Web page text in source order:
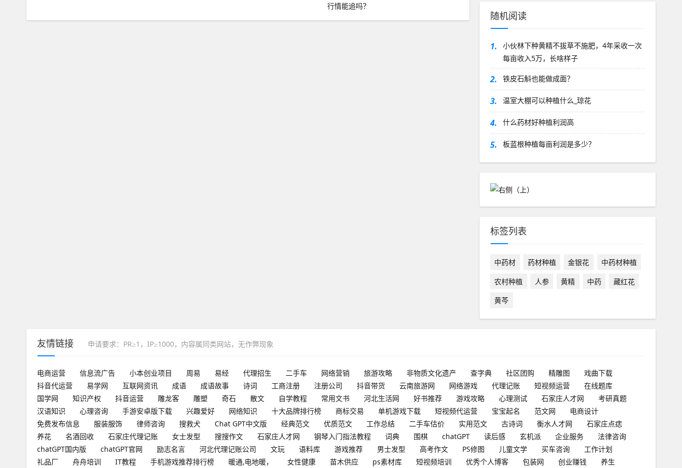
行情能追吗？
随机阅读
1.
小伙林下种黄精不拔草不施肥，4年采收一次
每亩收入5万，长啥样子
2. 铁皮石斛也能做成面？
3. 温室大棚可以种植什么_琼花
4. 什么药材好种植利润高
5. 板蓝根种植每亩利润是多少？
标签列表
中药材 药材种植 金银花
中药材种植
农村种植
人参 黄精 中药
藏红花
黄芩
友情链接 申请要求：PR≥1，IP≥1000，内容属同类网站，无作弊现象
电商运营 信息流广告 小本创业项目 周易 易经 代理招生 二手车 网络营销 旅游攻略 非物质文化遗产 查字典 社区团购 精雕图
戏曲下载
抖音代运营
易学网 互联网资讯 成语 成语故事 诗词 工商注册 注册公司 抖音带货 云南旅游网 网络游戏 代理记账 短视频运营
在线题库
国学网
知识产权 抖音运营 雕龙客 雕塑 奇石 散文 自学教程 常用文书 河北生活网 好书推荐 游戏攻略 心理测试 石家庄人才网
考研真题
汉语知识
心理咨询 手游安卓版下载 兴趣爱好 网络知识 十大品牌排行榜 商标交易 单机游戏下载 短视频代运营 宝宝起名 范文网
电商设计
免费发布信息
服装服饰 律师咨询 搜救犬 Chat GPT中文版 经典范文 优质范文 工作总结 二手车估价 实用范文 古诗词 衡水人才网
石家庄点痣
养花
名酒回收 石家庄代理记账 女士发型 搜搜作文 石家庄人才网 钢琴入门指法教程 词典 围棋 chatGPT 读后感 玄机派 企业服务
法律咨询
chatGPT国内版
chatGPT官网 励志名言 河北代理记账公司 文玩 语料库 游戏推荐 男士发型 高考作文 PS修图 儿童文学 买车咨询
工作计划
礼品厂
舟舟培训 IT教程 手机游戏推荐排行榜 暖通,电地暖， 女性健康 苗木供应 ps素材库 短视频培训 优秀个人博客 包装网 创业赚钱 养生